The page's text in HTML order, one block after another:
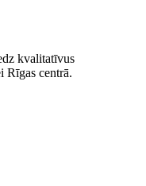
kvalitatīvus
Rīgas centrā.